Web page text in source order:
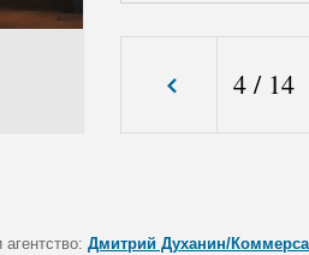
4 / 14
Дмитрий Духанин/